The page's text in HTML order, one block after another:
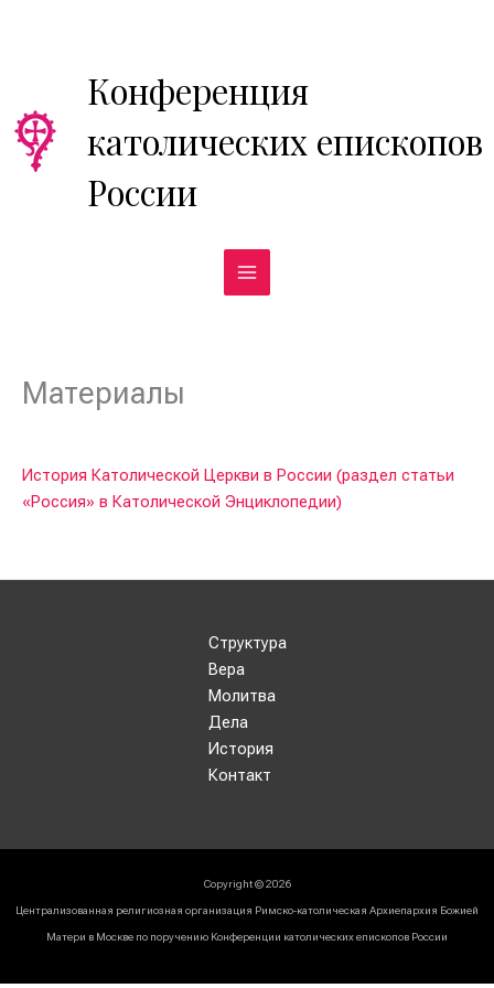
Конференция
католических епископов
России
Материалы
История Католической Церкви в России (раздел статьи
«Россия» в Католической Энциклопедии)
Структура
Вера
Молитва
Дела
История
Контакт
Copyright © 2026
Централизованная религиозная организация Римско-католическая Архиепархия Божией
Матери в Москве по поручению Конференции католических епископов России